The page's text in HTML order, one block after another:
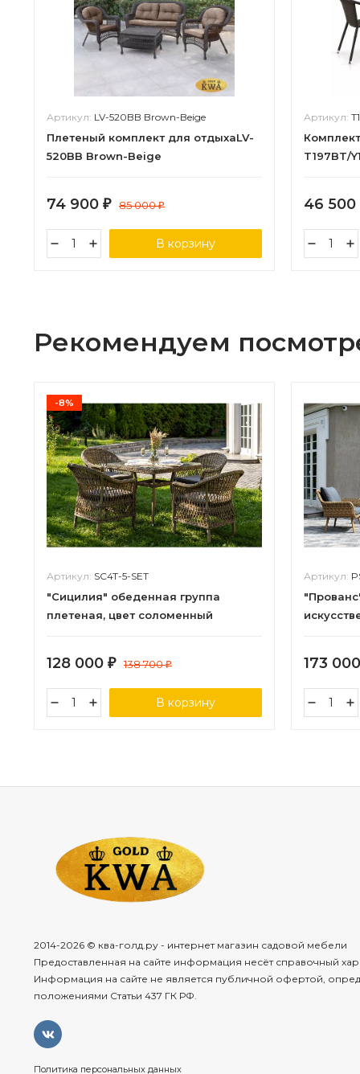
Артикул: LV-520BB Brown-Beige
Плетеный комплект для отдыхаLV-
520BB Brown-Beige
74 900 ₽ 85 000₽
В корзину
Артикул:
T197BT/
46 500
Рекомендуем
-8%
Артикул: SC4T-5-SET
"Сицилия" обеденная группа
плетеная, цвет соломенный
128 000 ₽ 138 700₽
В корзину
Артикул:
173
2014-2026 © ква-голд.ру - интернет магазин садовой мебели
Предоставленная на сайте информация несёт справочный
Информация на сайте не является публичной офертой,
положениями Статьи 437 ГК РФ.
Политика персональных данных